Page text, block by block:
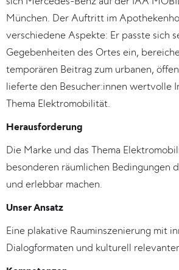
München. Der Auftritt im
verschiedene Aspekte: Er passte sich
Gegebenheiten des Ortes ein,
temporären Beitrag zum urbanen,
lieferte den Besucher:innen wertvolle
Thema Elektromobilität.
Herausforderung
Die Marke und das Thema
besonderen räumlichen Bedingungen
und erlebbar machen.
Unser Ansatz
Eine plakative Rauminszenierung mit
Dialogformaten und kulturell